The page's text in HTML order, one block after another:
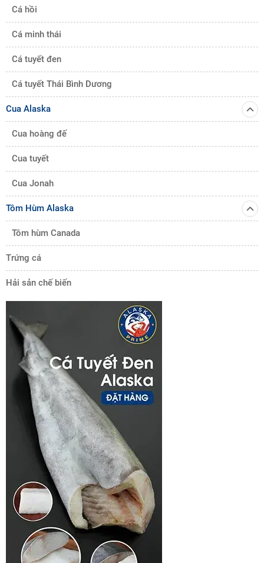
Cá hồi
Cá minh thái
Cá tuyết đen
Cá tuyết Thái Bình Dương
Cua Alaska
Cua hoàng đế
Cua tuyết
Cua Jonah
Tôm Hùm Alaska
Tôm hùm Canada
Trứng cá
Hải sản chế biến